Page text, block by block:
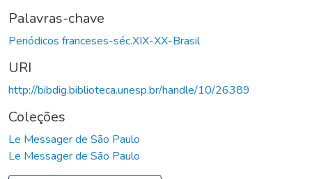
Palavras-chave
Periódicos franceses-séc.XIX-XX-Brasil
URI
http://bibdig.biblioteca.unesp.br/handle/10/26389
Coleções
Le Messager de São Paulo
Le Messager de São Paulo